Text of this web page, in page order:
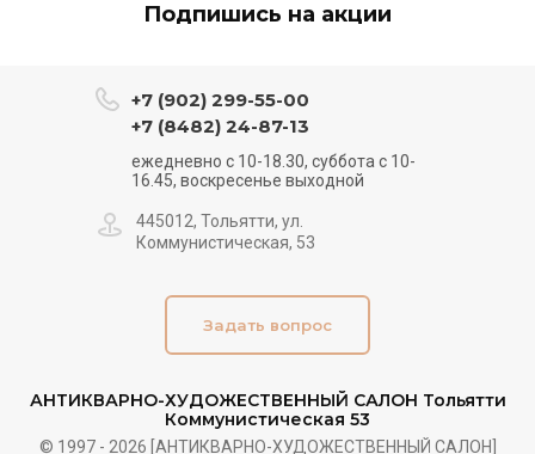
Подпишись на акции
АНТИКВАРНО-ХУДОЖЕСТВЕННЫЙ САЛОН Тольятти
Коммунистическая 53
© 1997 - 2026 [АНТИКВАРНО-ХУДОЖЕСТВЕННЫЙ САЛОН]
+7 (902) 299-55-00
+7 (8482) 24-87-13
ежедневно с 10-18.30, суббота с 10-
16.45, воскресенье выходной
445012, Тольятти, ул.
Коммунистическая, 53
Задать вопрос